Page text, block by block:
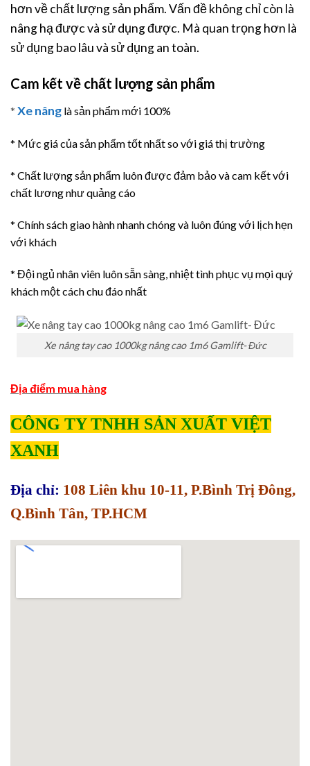
hơn về chất lượng sản phẩm. Vấn đề không chỉ còn là
nâng hạ được và sử dụng được. Mà quan trọng hơn là
sử dụng bao lâu và sử dụng an toàn.
Cam kết về chất lượng sản phẩm
* Xe nâng là sản phẩm mới 100%
* Mức giá của sản phẩm tốt nhất so với giá thị trường
* Chất lượng sản phẩm luôn được đảm bảo và cam kết với
chất lương như quảng cáo
* Chính sách giao hành nhanh chóng và luôn đúng với lịch hẹn
với khách
* Đội ngủ nhân viên luôn sẵn sàng, nhiệt tình phục vụ mọi quý
khách một cách chu đáo nhất
Xe nâng tay cao 1000kg nâng cao 1m6 Gamlift- Đức
Địa điểm mua hàng
CÔNG TY TNHH SẢN XUẤT VIỆT
XANH
Địa chỉ: 108 Liên khu 10-11, P.Bình Trị Đông,
Q.Bình Tân, TP.HCM